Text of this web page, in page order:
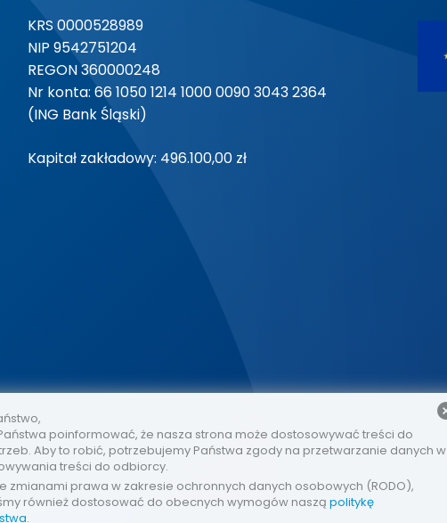
KRS 0000528989
NIP 9542751204
REGON 360000248
Nr konta: 66 1050 1214 1000 0090 3043 2364
(ING Bank Śląski)
Kapitał zakładowy: 496.100,00 zł
poinformować, że nasza strona może dostosowywać treści do
Aby to robić, potrzebujemy Państwa zgody na przetwarzanie danych w
treści do odbiorcy.
zmianami prawa w zakresie ochronnych danych osobowych (RODO),
również dostosować do obecnych wymogów naszą politykę
.